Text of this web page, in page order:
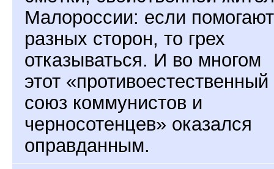
Малороссии: если
разных сторон, то грех
отказываться. И во многом
этот «противоестественный
союз коммунистов и
черносотенцев» оказался
оправданным.